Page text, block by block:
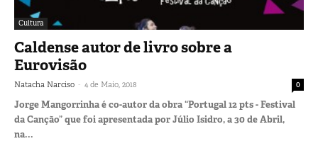
Cultura
Caldense autor de livro sobre a
Eurovisão
Natacha Narciso - 4 de Maio, 2018 0
Jorge Mangorrinha é co-autor da obra “Portugal 12 pts - Festival
da Canção” que foi apresentada por Júlio Isidro, a 30 de Abril,
na...